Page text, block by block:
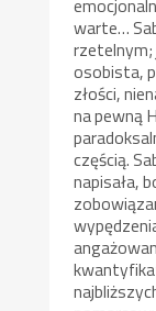
warte…
rzetelnym;
osobista,
złości,
na pewną
częścią.
napisała,